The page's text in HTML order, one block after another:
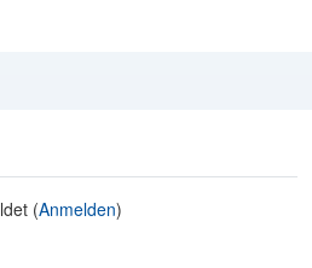
(Anmelden)